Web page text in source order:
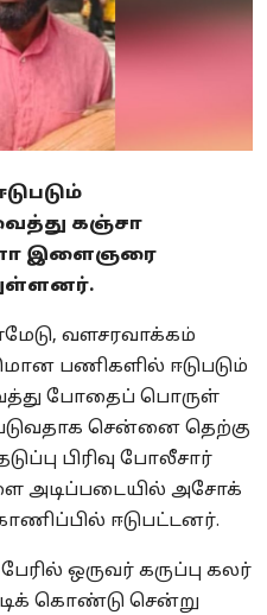
கஞ்சா
இளைஞரை
வளசரவாக்கம்
பணிகளில் ஈடுபடும்
போதைப் பொருள்
சென்னை தெற்கு
பிரிவு போலீசார்
அடிப்படையில் அசோக்
ஈடுபட்டனர்.
ஒருவர் கருப்பு கலர்
கொண்டு சென்று